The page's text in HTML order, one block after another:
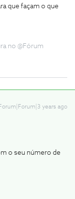
que façam o que
no @Fórum
Forum|Forum|3 years ago
o seu número de